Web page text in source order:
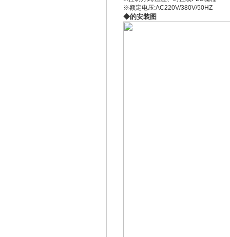
※额定电压:AC220V/380V/50HZ
◆的安装图